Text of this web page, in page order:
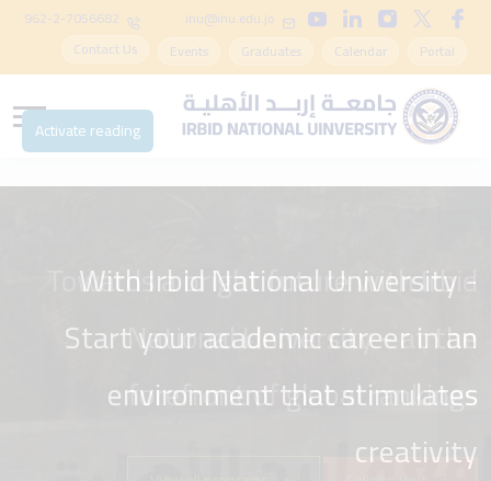
inu@inu.edu.jo
962-2-7056682
Portal
Calendar
Graduates
Events
Contact Us
Towards a bright future with Irbid
National University - at the
forefront of global rankings
With Irbid National University -
Start your academic career in an
environment that stimulates
creativity
Activate reading